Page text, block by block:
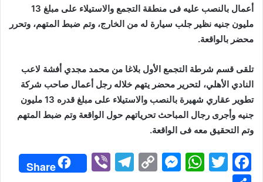
أعمال بالنصب عليه فى منطقة التجمع والاستيلاء على مبلغ 13
مليون جنيه نظير جلب سيارة له من الخارج، وتم ضبط المتهم، وتحرر
محضر بالواقعة.
تلقى قسم شرطة التجمع الأول بلاغا من محمد مجدي أفشة لاعب
النادي الأهلي، لتحرير محضر يتهم خلاله رجل أعمال صاحب شركة
تطوير عقاري شهيرة بالنصب والاستيلاء على مبلغ قدره 13 مليون
جنيه وأجرى رجال المباحث تحرياتهم حول الواقعة وتم ضبط المتهم
وتم التحقيق معه فى الواقعة.
F
T
W
M
C
T
Vi
Share